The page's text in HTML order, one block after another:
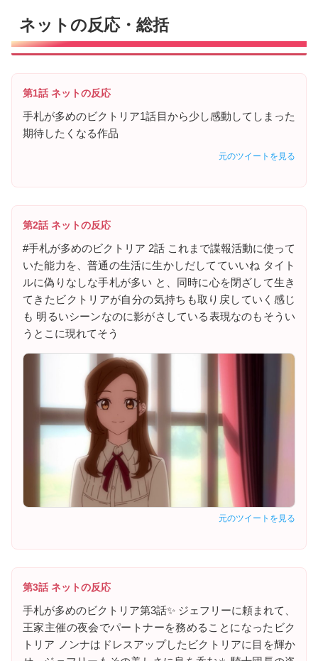
ネットの反応・総括
第1話 ネットの反応
手札が多めのビクトリア1話目から少し感動してしまった
期待したくなる作品
元のツイートを見る
第2話 ネットの反応
#手札が多めのビクトリア 2話 これまで諜報活動に使って
いた能力を、普通の生活に生かしだしてていいね タイト
ルに偽りなしな手札が多い と、同時に心を閉ざして生き
てきたビクトリアが自分の気持ちも取り戻していく感じ
も 明るいシーンなのに影がさしている表現なのもそうい
うとこに現れてそう
元のツイートを見る
第3話 ネットの反応
手札が多めのビクトリア第3話✨ ジェフリーに頼まれて、
王家主催の夜会でパートナーを務めることになったビク
トリア ノンナはドレスアップしたビクトリアに目を輝か